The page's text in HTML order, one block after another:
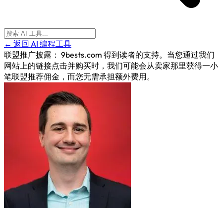
← 返回 AI 编程工具
联盟推广披露： 9bests.com 得到读者的支持。当您通过我们
网站上的链接点击并购买时，我们可能会从卖家那里获得一小
笔联盟推荐佣金，而您无需承担额外费用。